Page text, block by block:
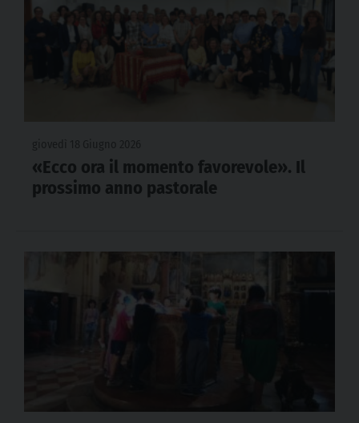
«Ecco ora il momento favorevole». Il
prossimo anno pastorale